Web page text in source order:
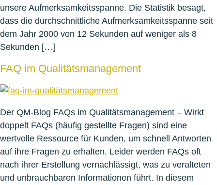
unsere Aufmerksamkeitsspanne. Die Statistik besagt,
dass die durchschnittliche Aufmerksamkeitsspanne seit
dem Jahr 2000 von 12 Sekunden auf weniger als 8
Sekunden […]
FAQ im Qualitätsmanagement
Der QM-Blog FAQs im Qualitätsmanagement – Wirkt
doppelt FAQs (häufig gestellte Fragen) sind eine
wertvolle Ressource für Kunden, um schnell Antworten
auf ihre Fragen zu erhalten. Leider werden FAQs oft
nach ihrer Erstellung vernachlässigt, was zu veralteten
und unbrauchbaren Informationen führt. In diesem